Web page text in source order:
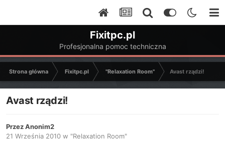
Fixitpc.pl
Profesjonalna pomoc techniczna
Strona główna Fixitpc.pl "Relaxation Room" Avast rządzi!
Avast rządzi!
PrzezAnonim2
21 Września 2010 w "Relaxation Room"